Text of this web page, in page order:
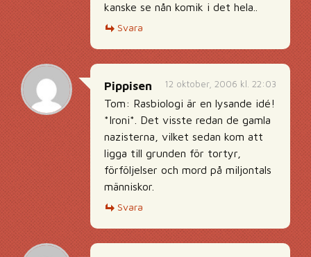
kanske se nån komik i det hela..
Svara
12 oktober, 2006 kl. 22:03
Pippisen
Tom: Rasbiologi är en lysande idé!
*Ironi*. Det visste redan de gamla
nazisterna, vilket sedan kom att
ligga till grunden för tortyr,
förföljelser och mord på miljontals
människor.
Svara